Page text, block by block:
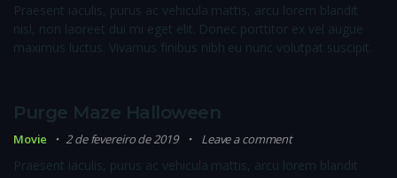
Praesent iaculis, purus ac vehicula mattis, arcu lorem blandit
nisl, non laoreet dui mi eget elit. Donec porttitor ex vel augue
maximus luctus. Vivamus finibus nibh eu nunc volutpat suscipit.
Purge Maze Halloween
Movie 2 de fevereiro de 2019 Leave a comment
Praesent iaculis, purus ac vehicula mattis, arcu lorem blandit